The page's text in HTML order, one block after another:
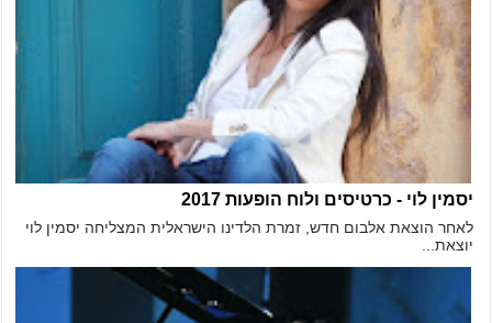
יסמין לוי - כרטיסים ולוח הופעות 2017
לאחר הוצאת אלבום חדש, זמרת הלדינו הישראלית המצליחה יסמין לוי
יוצאת...